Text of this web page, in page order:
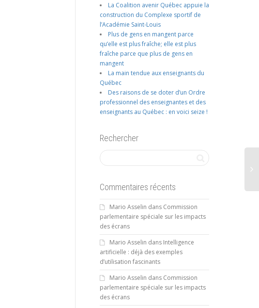
La Coalition avenir Québec appuie la
construction du Complexe sportif de
l’Académie Saint-Louis
Plus de gens en mangent parce
qu’elle est plus fraîche; elle est plus
fraîche parce que plus de gens en
mangent
La main tendue aux enseignants du
Québec
Des raisons de se doter d’un Ordre
professionnel des enseignantes et des
enseignants au Québec : en voici seize !
Rechercher
Commentaires récents
Mario Asselin dans Commission
parlementaire spéciale sur les impacts
des écrans
Mario Asselin dans Intelligence
artificielle : déjà des exemples
d’utilisation fascinants
Mario Asselin dans Commission
parlementaire spéciale sur les impacts
des écrans